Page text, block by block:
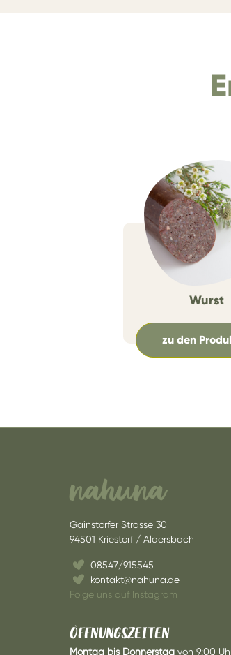
Wurst
zu den
nahuna
Gainstorfer Strasse 30
94501 Kriestorf / Aldersbach
08547/915545
kontakt@nahuna.de
Folge uns auf Instagram
ÖFFNUNGSZEITEN
Montag bis Donnerstag von 9:00